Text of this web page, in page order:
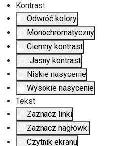
Kontrast
Odwróć kolory
Monochromatyczny
Ciemny kontrast
Jasny kontrast
Niskie nasycenie
Wysokie nasycenie
Tekst
Zaznacz linki
Zaznacz nagłówki
Czytnik ekranu